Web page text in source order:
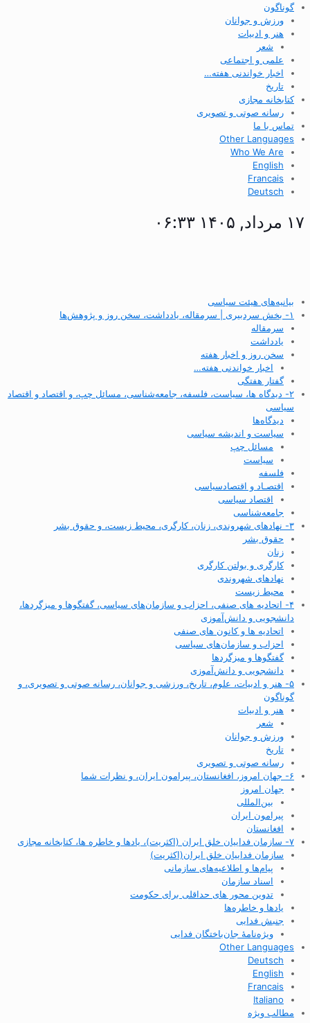
گوناگون
ورزش و جوانان
هنر و ادبیات
شعر
علمی و اجتماعی
اخبار خواندنی هفته…
تاریخ
کتابخانه مجازی
رسانه صوتی و تصویری
تماس با ما
Other Languages
Who We Are
English
Francais
Deutsch
۱۷ مرداد, ۱۴۰۵ ۰۶:۳۳
بیانیه‌های هیئت سیاسی
۱- بخش سردبیری | سرمقاله، یادداشت، سخن روز و پژوهش‌ها
سرمقاله
یادداشت
سخن روز و اخبار هفته
اخبار خواندنی هفته…
گفتار هفتگی
۲- دیدگاه ها، سیاست، فلسفه، جامعه‌شناسی، مسائل چپ، و اقتصاد و اقتصاد
سیاسی
دیدگاه‌ها
سیاست و اندیشه سیاسی
مسائل چپ
سیاست
فلسفه
اقتصـاد و اقتصاد‌سیاسی
اقتصاد سیاسی
جامعه‌شناسی
۳- نهادهای شهروندی، زنان، کارگری، محیط زیست، و حقوق بشر
حقوق بشر
زنان
کارگری و بولتن کارگری
نهادهای شهروندی
محیط زیست
۴- اتحادیه های صنفی، احزاب و سازمان‌های سیاسی، گفتگوها و میزگردها،
دانشجویی و دانش‌آموزی
اتحادیه ها و کانون های صنفی
احزاب و سازمان‌های سیاسی
گفتگوها و میزگردها
دانشجویی و دانش‌آموزی
۵- هنر و ادبیات، علوم، تاریخ، ورزشی و جوانان، رسانه صوتی و تصویری، و
گوناگون
هنر و ادبیات
شعر
ورزش و جوانان
تاریخ
رسانه صوتی و تصویری
۶- جهان امروز، افغانستان، پیرامون ایران، و نظرات شما
جهان امروز
بین‌المللی
پیرامون ایران
افغانستان
۷- سازمان فداییان خلق ایران (اکثریت)، یادها و خاطره ها، کتابخانه مجازی
سازمان فداییان خلق ایران(اکثریت)
پیام‌ها و اطلاعیه‌های سازمانی
اسناد سازمان
تدوین محور های حداقلی برای حکومت
یادها و خاطره‌ها
جنبش فدایی
ویژه‌نامهٔ جان‌باختگان فدایی
Other Languages
Deutsch
English
Francais
Italiano
مطالب ویژه